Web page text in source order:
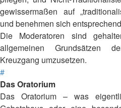
gewissermaßen auf
und benehmen sich
Die Moderatoren sind
allgemeinen Grundsätzen
Kreuzgang umzusetzen.
#
Das Oratorium
Das Oratorium – was